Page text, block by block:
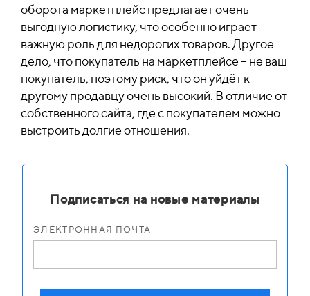
оборота маркетплейс предлагает очень
выгодную логистику, что особенно играет
важную роль для недорогих товаров. Другое
дело, что покупатель на маркетплейсе – не ваш
покупатель, поэтому риск, что он уйдёт к
другому продавцу очень высокий. В отличие от
собственного сайта, где с покупателем можно
выстроить долгие отношения.
Подписаться на новые материалы
ЭЛЕКТРОННАЯ ПОЧТА